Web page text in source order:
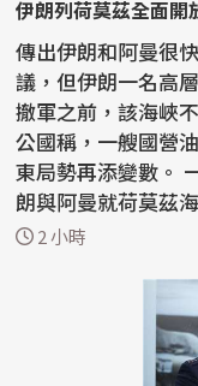
伊朗列荷莫茲全面
傳出伊朗和阿曼很
議，但伊朗一名高
撤軍之前，該海峽
公國稱，一艘國營
東局勢再添變數。 一名美國官員7日向路透社透露，伊
朗與阿曼就荷莫茲
正取得...
2 小時